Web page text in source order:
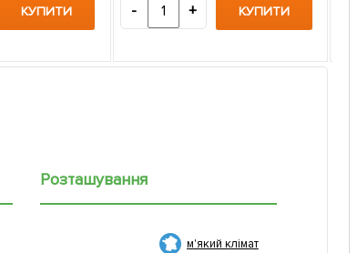
КУПИТИ - + КУПИТИ
Розташування
м'який клімат